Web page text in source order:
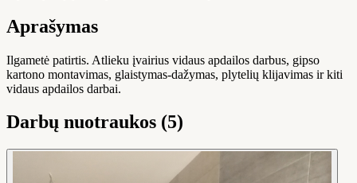
Aprašymas
Ilgametė patirtis. Atlieku įvairius vidaus apdailos darbus, gipso
kartono montavimas, glaistymas-dažymas, plytelių klijavimas ir kiti
vidaus apdailos darbai.
Darbų nuotraukos (5)